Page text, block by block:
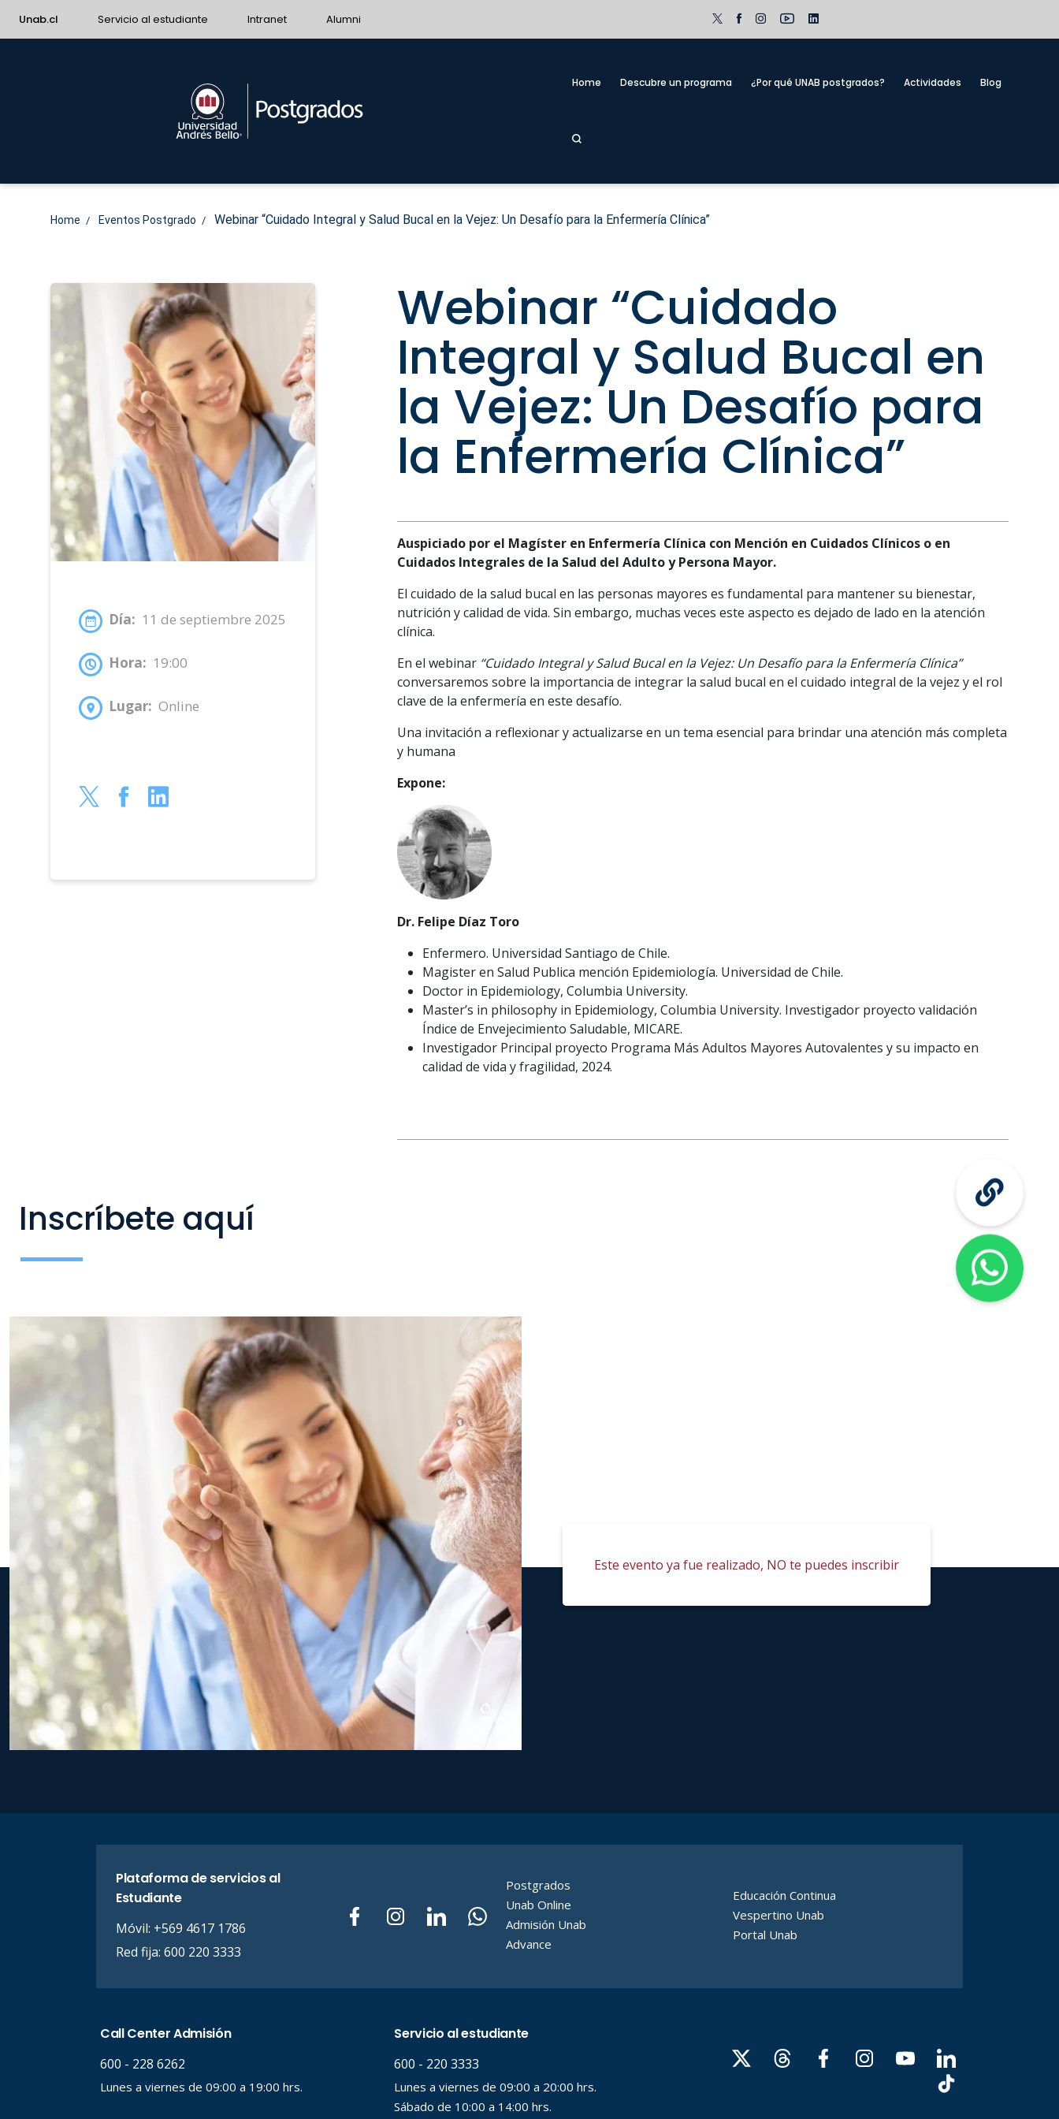
Unab.cl Servicio al estudiante Intranet Alumni
Home Descubre un programa ¿Por qué UNAB postgrados? Actividades Blog
Home Eventos Postgrado Webinar “Cuidado Integral y Salud Bucal en la Vejez: Un Desafío para la Enfermería Clínica”
Día: 11 de septiembre 2025
Hora: 19:00
Lugar: Online
Webinar “Cuidado
Integral y Salud Bucal en
la Vejez: Un Desafío para
la Enfermería Clínica”
Auspiciado por el Magíster en Enfermería Clínica con Mención en Cuidados Clínicos o en
Cuidados Integrales de la Salud del Adulto y Persona Mayor.
El cuidado de la salud bucal en las personas mayores es fundamental para mantener su bienestar,
nutrición y calidad de vida. Sin embargo, muchas veces este aspecto es dejado de lado en la atención
clínica.
En el webinar “Cuidado Integral y Salud Bucal en la Vejez: Un Desafío para la Enfermería Clínica”
conversaremos sobre la importancia de integrar la salud bucal en el cuidado integral de la vejez y el rol
clave de la enfermería en este desafío.
Una invitación a reflexionar y actualizarse en un tema esencial para brindar una atención más completa
y humana
Expone:
Dr. Felipe Díaz Toro
Enfermero. Universidad Santiago de Chile.
Magister en Salud Publica mención Epidemiología. Universidad de Chile.
Doctor in Epidemiology, Columbia University.
Master’s in philosophy in Epidemiology, Columbia University. Investigador proyecto validación
Índice de Envejecimiento Saludable, MICARE.
Investigador Principal proyecto Programa Más Adultos Mayores Autovalentes y su impacto en
calidad de vida y fragilidad, 2024.
Inscríbete aquí
Este evento ya fue realizado, NO te puedes inscribir